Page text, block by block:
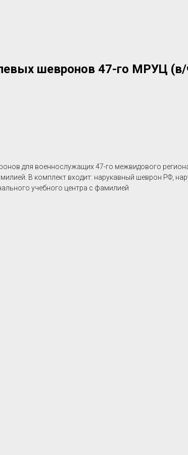
шевронов 47-го МРУЦ (в/
для военнослужащих 47-го межвидового
В комплект входит: нарукавный шеврон РФ,
учебного центра c фамилией